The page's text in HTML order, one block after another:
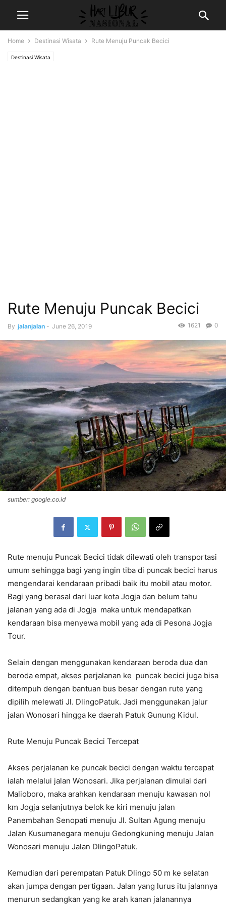
Home Destinasi Wisata Rute Menuju Puncak Becici
Destinasi Wisata
Rute Menuju Puncak Becici
By jalanjalan - June 26, 2019 0
1621
sumber: google.co.id
Rute menuju Puncak Becici tidak dilewati oleh transportasi
umum sehingga bagi yang ingin tiba di puncak becici harus
mengendarai kendaraan pribadi baik itu mobil atau motor.
Bagi yang berasal dari luar kota Jogja dan belum tahu
jalanan yang ada di Jogja maka untuk mendapatkan
kendaraan bisa menyewa mobil yang ada di Pesona Jogja
Tour.
Selain dengan menggunakan kendaraan beroda dua dan
beroda empat, akses perjalanan ke puncak becici juga bisa
ditempuh dengan bantuan bus besar dengan rute yang
dipilih melewati Jl. DlingoPatuk. Jadi menggunakan jalur
jalan Wonosari hingga ke daerah Patuk Gunung Kidul.
Rute Menuju Puncak Becici Tercepat
Akses perjalanan ke puncak becici dengan waktu tercepat
ialah melalui jalan Wonosari. Jika perjalanan dimulai dari
Malioboro, maka arahkan kendaraan menuju kawasan nol
km Jogja selanjutnya belok ke kiri menuju jalan
Panembahan Senopati menuju Jl. Sultan Agung menuju
Jalan Kusumanegara menuju Gedongkuning menuju Jalan
Wonosari menuju Jalan DlingoPatuk.
Kemudian dari perempatan Patuk Dlingo 50 m ke selatan
akan jumpa dengan pertigaan. Jalan yang lurus itu jalannya
menurun sedangkan yang ke arah kanan jalanannya